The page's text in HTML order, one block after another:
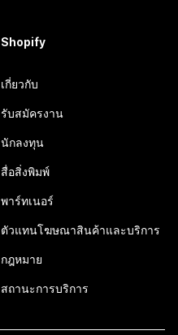
Shopify
เกี่ยวกับ
รับสมัครงาน
นักลงทุน
สื่อสิ่งพิมพ์
พาร์ทเนอร์
ตัวแทนโฆษณาสินค้าและบริการ
กฎหมาย
สถานะการบริการ